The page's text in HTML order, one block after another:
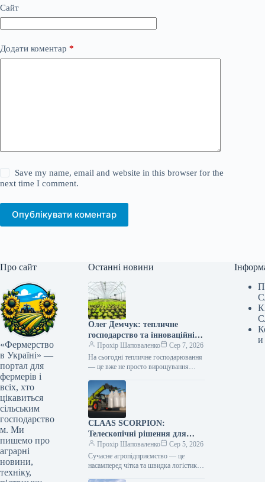
Сайт
Додати коментар *
Save my name, email and website in this browser for the
next time I comment.
Опублікувати коментар
Про сайт
«Фермерство
в Україні» —
портал для
фермерів і
всіх, хто
цікавиться
сільським
господарство
м. Ми
пишемо про
аграрні
новини,
техніку,
Останні новини
Олег Демчук: тепличне
господарство та інноваційні
центри в Україні
Прохір Шаповаленко
Сер 7, 2026
На сьогодні тепличне господарювання
— це вже не просто вирощування
технологій та цифрових інструментів,
що…
CLAAS SCORPION:
Телескопічні рішення для
ефективного агрологістичного
менеджменту
Прохір Шаповаленко
Сер 5, 2026
Сучасне агропідприємство — це
насамперед чітка та швидка логістика.
и